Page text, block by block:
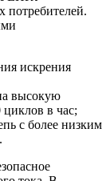
потребителей.
искрения
высокую
в час;
с более низким